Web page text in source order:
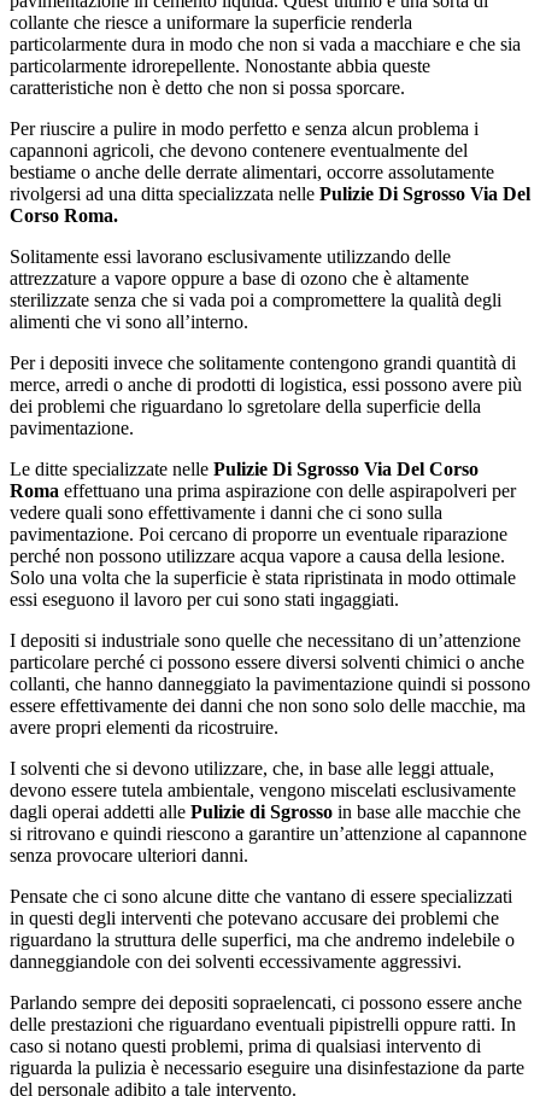
collante che riesce a uniformare la superficie renderla
particolarmente dura in modo che non si vada a macchiare e che sia
particolarmente idrorepellente. Nonostante abbia queste
caratteristiche non è detto che non si possa sporcare.
Per riuscire a pulire in modo perfetto e senza alcun problema i
capannoni agricoli, che devono contenere eventualmente del
bestiame o anche delle derrate alimentari, occorre assolutamente
rivolgersi ad una ditta specializzata nelle Pulizie Di Sgrosso Via Del
Corso Roma.
Solitamente essi lavorano esclusivamente utilizzando delle
attrezzature a vapore oppure a base di ozono che è altamente
sterilizzate senza che si vada poi a compromettere la qualità degli
alimenti che vi sono all’interno.
Per i depositi invece che solitamente contengono grandi quantità di
merce, arredi o anche di prodotti di logistica, essi possono avere più
dei problemi che riguardano lo sgretolare della superficie della
pavimentazione.
Le ditte specializzate nelle Pulizie Di Sgrosso Via Del Corso
Roma effettuano una prima aspirazione con delle aspirapolveri per
vedere quali sono effettivamente i danni che ci sono sulla
pavimentazione. Poi cercano di proporre un eventuale riparazione
perché non possono utilizzare acqua vapore a causa della lesione.
Solo una volta che la superficie è stata ripristinata in modo ottimale
essi eseguono il lavoro per cui sono stati ingaggiati.
I depositi si industriale sono quelle che necessitano di un’attenzione
particolare perché ci possono essere diversi solventi chimici o anche
collanti, che hanno danneggiato la pavimentazione quindi si possono
essere effettivamente dei danni che non sono solo delle macchie, ma
avere propri elementi da ricostruire.
I solventi che si devono utilizzare, che, in base alle leggi attuale,
devono essere tutela ambientale, vengono miscelati esclusivamente
dagli operai addetti alle Pulizie di Sgrosso in base alle macchie che
si ritrovano e quindi riescono a garantire un’attenzione al capannone
senza provocare ulteriori danni.
Pensate che ci sono alcune ditte che vantano di essere specializzati
in questi degli interventi che potevano accusare dei problemi che
riguardano la struttura delle superfici, ma che andremo indelebile o
danneggiandole con dei solventi eccessivamente aggressivi.
Parlando sempre dei depositi sopraelencati, ci possono essere anche
delle prestazioni che riguardano eventuali pipistrelli oppure ratti. In
caso si notano questi problemi, prima di qualsiasi intervento di
riguarda la pulizia è necessario eseguire una disinfestazione da parte
del personale adibito a tale intervento.